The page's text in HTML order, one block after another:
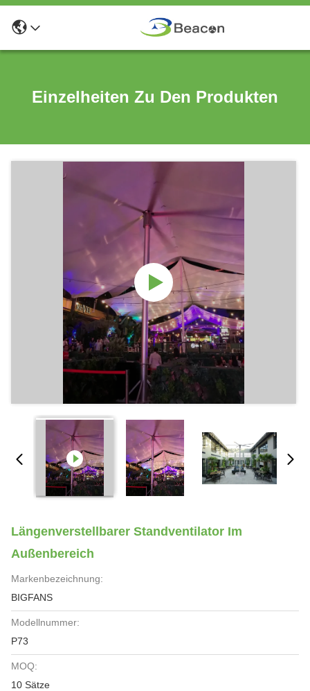
Einzelheiten Zu Den Produkten
Längenverstellbarer Standventilator Im
Außenbereich
Markenbezeichnung:
BIGFANS
Modellnummer:
P73
MOQ:
10 Sätze